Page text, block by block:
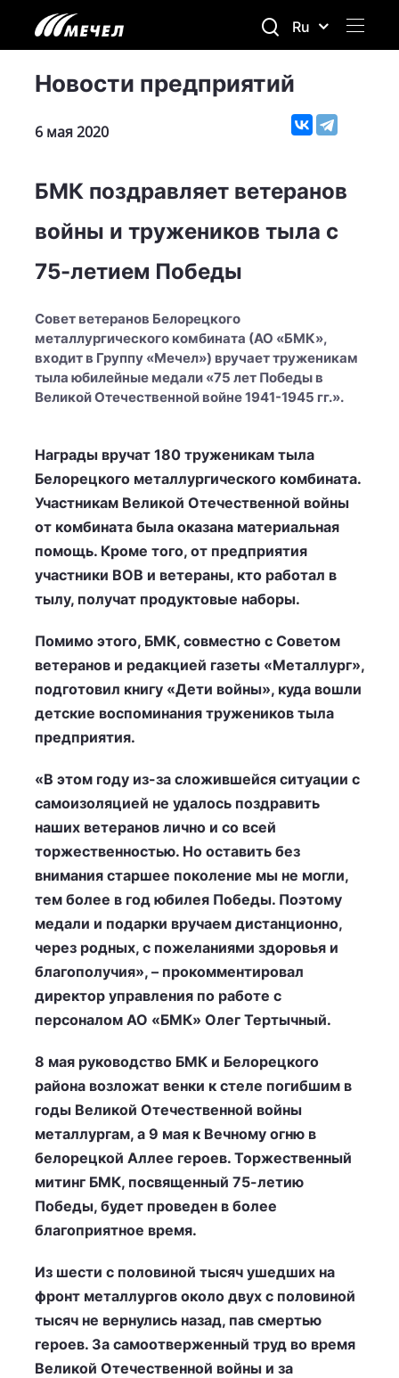
Ru
Новости предприятий
6 мая 2020
БМК поздравляет ветеранов
войны и тружеников тыла с
75-летием Победы
Совет ветеранов Белорецкого
металлургического комбината (АО «БМК»,
входит в Группу «Мечел») вручает труженикам
тыла юбилейные медали «75 лет Победы в
Великой Отечественной войне 1941-1945 гг.».
Награды вручат 180 труженикам тыла
Белорецкого металлургического комбината.
Участникам Великой Отечественной войны
от комбината была оказана материальная
помощь. Кроме того, от предприятия
участники ВОВ и ветераны, кто работал в
тылу, получат продуктовые наборы.
Помимо этого, БМК, совместно с Советом
ветеранов и редакцией газеты «Металлург»,
подготовил книгу «Дети войны», куда вошли
детские воспоминания тружеников тыла
предприятия.
«В этом году из-за сложившейся ситуации с
самоизоляцией не удалось поздравить
наших ветеранов лично и со всей
торжественностью. Но оставить без
внимания старшее поколение мы не могли,
тем более в год юбилея Победы. Поэтому
медали и подарки вручаем дистанционно,
через родных, с пожеланиями здоровья и
благополучия», – прокомментировал
директор управления по работе с
персоналом АО «БМК» Олег Тертычный.
8 мая руководство БМК и Белорецкого
района возложат венки к стеле погибшим в
годы Великой Отечественной войны
металлургам, а 9 мая к Вечному огню в
белорецкой Аллее героев. Торжественный
митинг БМК, посвященный 75-летию
Победы, будет проведен в более
благоприятное время.
Из шести с половиной тысяч ушедших на
фронт металлургов около двух с половиной
тысяч не вернулись назад, пав смертью
героев. За самоотверженный труд во время
Великой Отечественной войны и за